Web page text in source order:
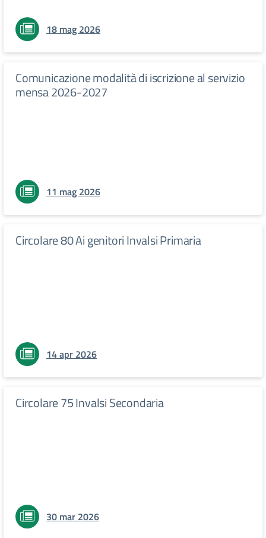
18 mag 2026
Comunicazione modalità di iscrizione al servizio
mensa 2026-2027
11 mag 2026
Circolare 80 Ai genitori Invalsi Primaria
14 apr 2026
Circolare 75 Invalsi Secondaria
30 mar 2026